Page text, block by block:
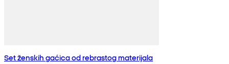
Set ženskih gaćica od rebrastog materijala